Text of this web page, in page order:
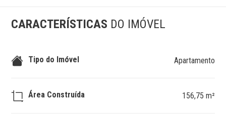
CARACTERÍSTICAS DO IMÓVEL
Tipo do Imóvel Apartamento
Área Construída 156,75 m²